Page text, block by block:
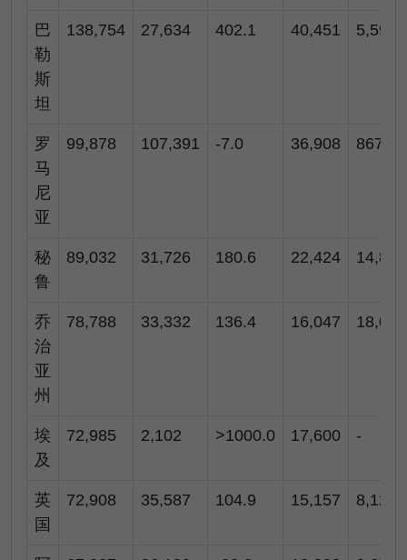
巴
勒
斯
坦
138,754 27,634 402.1 40,451 5,599
罗
马
尼
亚
99,878 107,391 -7.0 36,908 867
秘
鲁
89,032 31,726 180.6 22,424 14,817
乔
治
亚
州
78,788 33,332 136.4 16,047 18,061
埃
及
72,985 2,102 >1000.0 17,600 -
英
国
72,908 35,587 104.9 15,157 8,127